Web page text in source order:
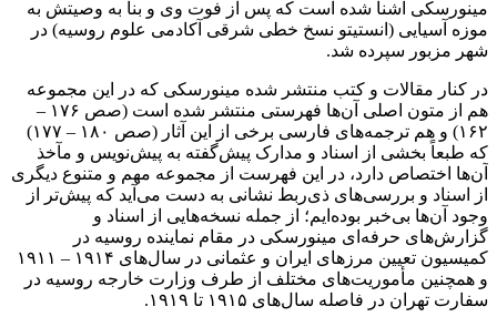
مینورسکی آشنا شده است که پس از فوت وی و بنا به وصیتش به
موزه آسیایی (انستیتو نسخ خطی شرقی آکادمی علوم روسیه) در
شهر مزبور سپرده شد.
در کنار مقالات و کتب منتشر شده مینورسکی که در این مجموعه
هم از متون اصلی آن‌ها فهرستی منتشر شده است (صص ۱۷۶ –
۱۶۲) و هم ترجمه‌های فارسی برخی از این آثار (صص ۱۸۰ – ۱۷۷)
که طبعاً بخشی از اسناد و مدارک پیش‌گفته به پیش‌نویس و مآخذ
آن‌ها اختصاص دارد، در این فهرست از مجموعه مهم و متنوع دیگری
از اسناد و بررسی‌های ذی‌ربط نشانی به دست می‌آید که پیش‌تر از
وجود آن‌ها بی‌خبر بوده‌ایم؛ از جمله نسخه‌هایی از اسناد و
گزارش‌های حرفه‌ای مینورسکی در مقام نماینده روسیه در
کمیسیون تعیین مرزهای ایران و عثمانی در سال‌های ۱۹۱۴ – ۱۹۱۱
و همچنین مأموریت‌های مختلف از طرف وزارت خارجه روسیه در
سفارت تهران در فاصله سال‌های ۱۹۱۵ تا ۱۹۱۹.